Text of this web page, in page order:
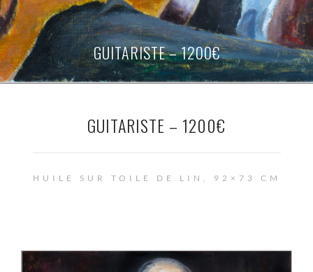
GUITARISTE – 1200€
GUITARISTE – 1200€
HUILE SUR TOILE DE LIN, 92×73 CM